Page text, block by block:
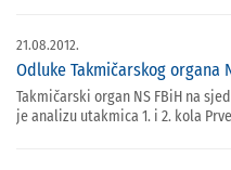
21.08.2012.
Odluke Takmičarskog organa
Takmičarski organ NS FBiH na
je analizu utakmica 1. i 2. kola